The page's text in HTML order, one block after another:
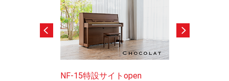
NF-15特設サイトopen